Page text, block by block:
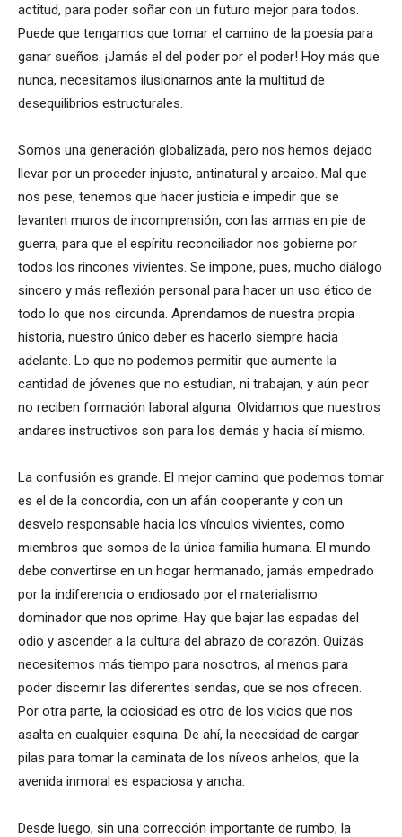
actitud, para poder soñar con un futuro mejor para todos.
Puede que tengamos que tomar el camino de la poesía para
ganar sueños. ¡Jamás el del poder por el poder! Hoy más que
nunca, necesitamos ilusionarnos ante la multitud de
desequilibrios estructurales.
Somos una generación globalizada, pero nos hemos dejado
llevar por un proceder injusto, antinatural y arcaico. Mal que
nos pese, tenemos que hacer justicia e impedir que se
levanten muros de incomprensión, con las armas en pie de
guerra, para que el espíritu reconciliador nos gobierne por
todos los rincones vivientes. Se impone, pues, mucho diálogo
sincero y más reflexión personal para hacer un uso ético de
todo lo que nos circunda. Aprendamos de nuestra propia
historia, nuestro único deber es hacerlo siempre hacia
adelante. Lo que no podemos permitir que aumente la
cantidad de jóvenes que no estudian, ni trabajan, y aún peor
no reciben formación laboral alguna. Olvidamos que nuestros
andares instructivos son para los demás y hacia sí mismo.
La confusión es grande. El mejor camino que podemos tomar
es el de la concordia, con un afán cooperante y con un
desvelo responsable hacia los vínculos vivientes, como
miembros que somos de la única familia humana. El mundo
debe convertirse en un hogar hermanado, jamás empedrado
por la indiferencia o endiosado por el materialismo
dominador que nos oprime. Hay que bajar las espadas del
odio y ascender a la cultura del abrazo de corazón. Quizás
necesitemos más tiempo para nosotros, al menos para
poder discernir las diferentes sendas, que se nos ofrecen.
Por otra parte, la ociosidad es otro de los vicios que nos
asalta en cualquier esquina. De ahí, la necesidad de cargar
pilas para tomar la caminata de los níveos anhelos, que la
avenida inmoral es espaciosa y ancha.
Desde luego, sin una corrección importante de rumbo, la